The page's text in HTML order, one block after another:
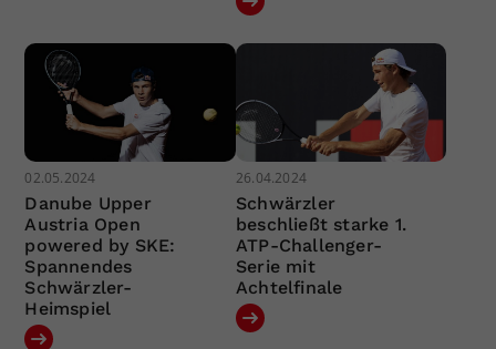
02.05.2024
Danube Upper
Austria Open
powered by SKE:
Spannendes
Schwärzler-
Heimspiel
26.04.2024
Schwärzler
beschließt starke 1.
ATP-Challenger-
Serie mit
Achtelfinale